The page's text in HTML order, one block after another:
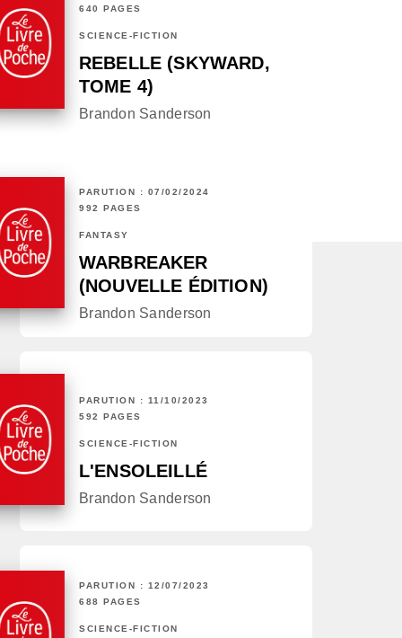
640 PAGES
SCIENCE-FICTION
REBELLE (SKYWARD,
TOME 4)
Brandon Sanderson
PARUTION : 07/02/2024
992 PAGES
FANTASY
WARBREAKER
(NOUVELLE ÉDITION)
Brandon Sanderson
PARUTION : 11/10/2023
592 PAGES
SCIENCE-FICTION
L'ENSOLEILLÉ
Brandon Sanderson
PARUTION : 12/07/2023
688 PAGES
SCIENCE-FICTION